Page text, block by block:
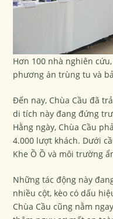
Hơn 100 nhà nghiên
phương án trùng tu và
Đến nay, Chùa Cầu đã
di tích này đang đứng
Hằng ngày, Chùa Cầu
4.000 lượt khách. Dưới
Khe Ồ Ồ và môi trường
Những tác động này
nhiều cột, kèo có dấu
Chùa Cầu cũng nằm